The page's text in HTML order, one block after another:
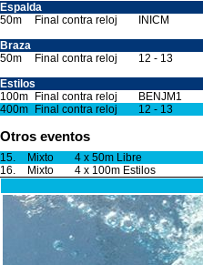
Espalda
50m
Final contra reloj INICM
Braza
50m
Final contra reloj 12 - 13
Estilos
100m
Final contra reloj BENJM1
400m
Final contra reloj 12 - 13
Otros eventos
15. Mixto 4 x 50m Libre
16.
Mixto 4 x 100m Estilos